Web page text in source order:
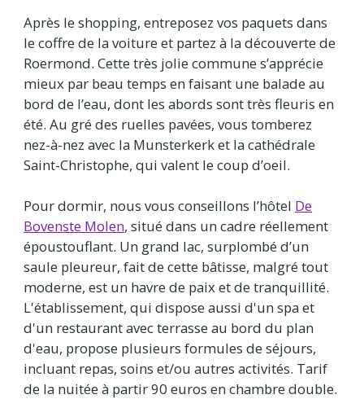
Après le shopping, entreposez vos paquets dans
le coffre de la voiture et partez à la découverte de
Roermond. Cette très jolie commune s’apprécie
mieux par beau temps en faisant une balade au
bord de l’eau, dont les abords sont très fleuris en
été. Au gré des ruelles pavées, vous tomberez
nez-à-nez avec la Munsterkerk et la cathédrale
Saint-Christophe, qui valent le coup d’oeil.
Pour dormir, nous vous conseillons l’hôtel De
Bovenste Molen, situé dans un cadre réellement
époustouflant. Un grand lac, surplombé d’un
saule pleureur, fait de cette bâtisse, malgré tout
moderne, est un havre de paix et de tranquillité.
L'établissement, qui dispose aussi d'un spa et
d'un restaurant avec terrasse au bord du plan
d'eau, propose plusieurs formules de séjours,
incluant repas, soins et/ou autres activités. Tarif
de la nuitée à partir 90 euros en chambre double.